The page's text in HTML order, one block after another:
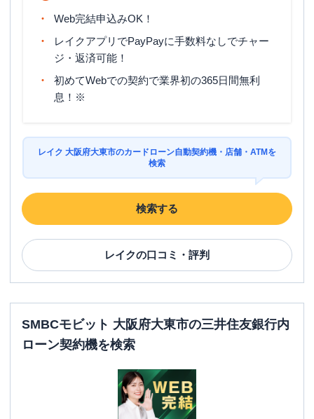
Web完結申込みOK！
レイクアプリでPayPayに手数料なしでチャー
ジ・返済可能！
初めてWebでの契約で業界初の365日間無利
息！※
レイク 大阪府大東市のカードローン自動契約機・店舗・ATMを
検索
検索する
レイクの口コミ・評判
SMBCモビット 大阪府大東市の三井住友銀行内
ローン契約機を検索